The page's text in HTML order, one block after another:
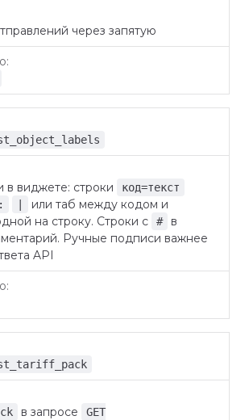
через запятую
в виджете: строки код=текст
:
или таб между кодом и
на строку. Строки с
#
в
Ручные подписи важнее
API
в запросе
GET